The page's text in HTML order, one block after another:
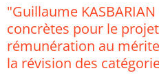
"Guillaume
concrètes pour le
rémunération au
la révision des